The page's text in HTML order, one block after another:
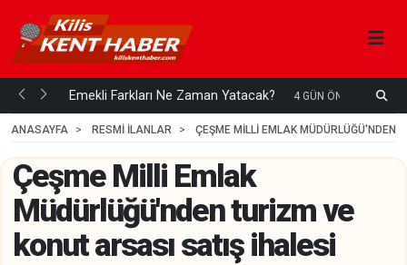
mi... Emekli Farkları Ne Zaman Yatacak? 4 GÜN ÖNCE
ANASAYFA
RESMİ İLANLAR ÇEŞME MILLI EMLAK MÜDÜRLÜĞÜ'NDEN
Çeşme Milli Emlak
Müdürlüğü'nden turizm ve
konut arsası satış ihalesi